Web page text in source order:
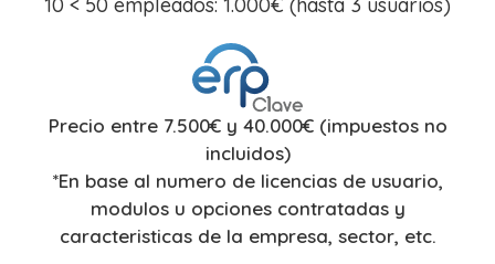
10 < 50 empleados: 1.000€ (hasta 3 usuarios)
Precio entre 7.500€ y 40.000€ (impuestos no
incluidos)
*En base al numero de licencias de usuario,
modulos u opciones contratadas y
caracteristicas de la empresa, sector, etc.